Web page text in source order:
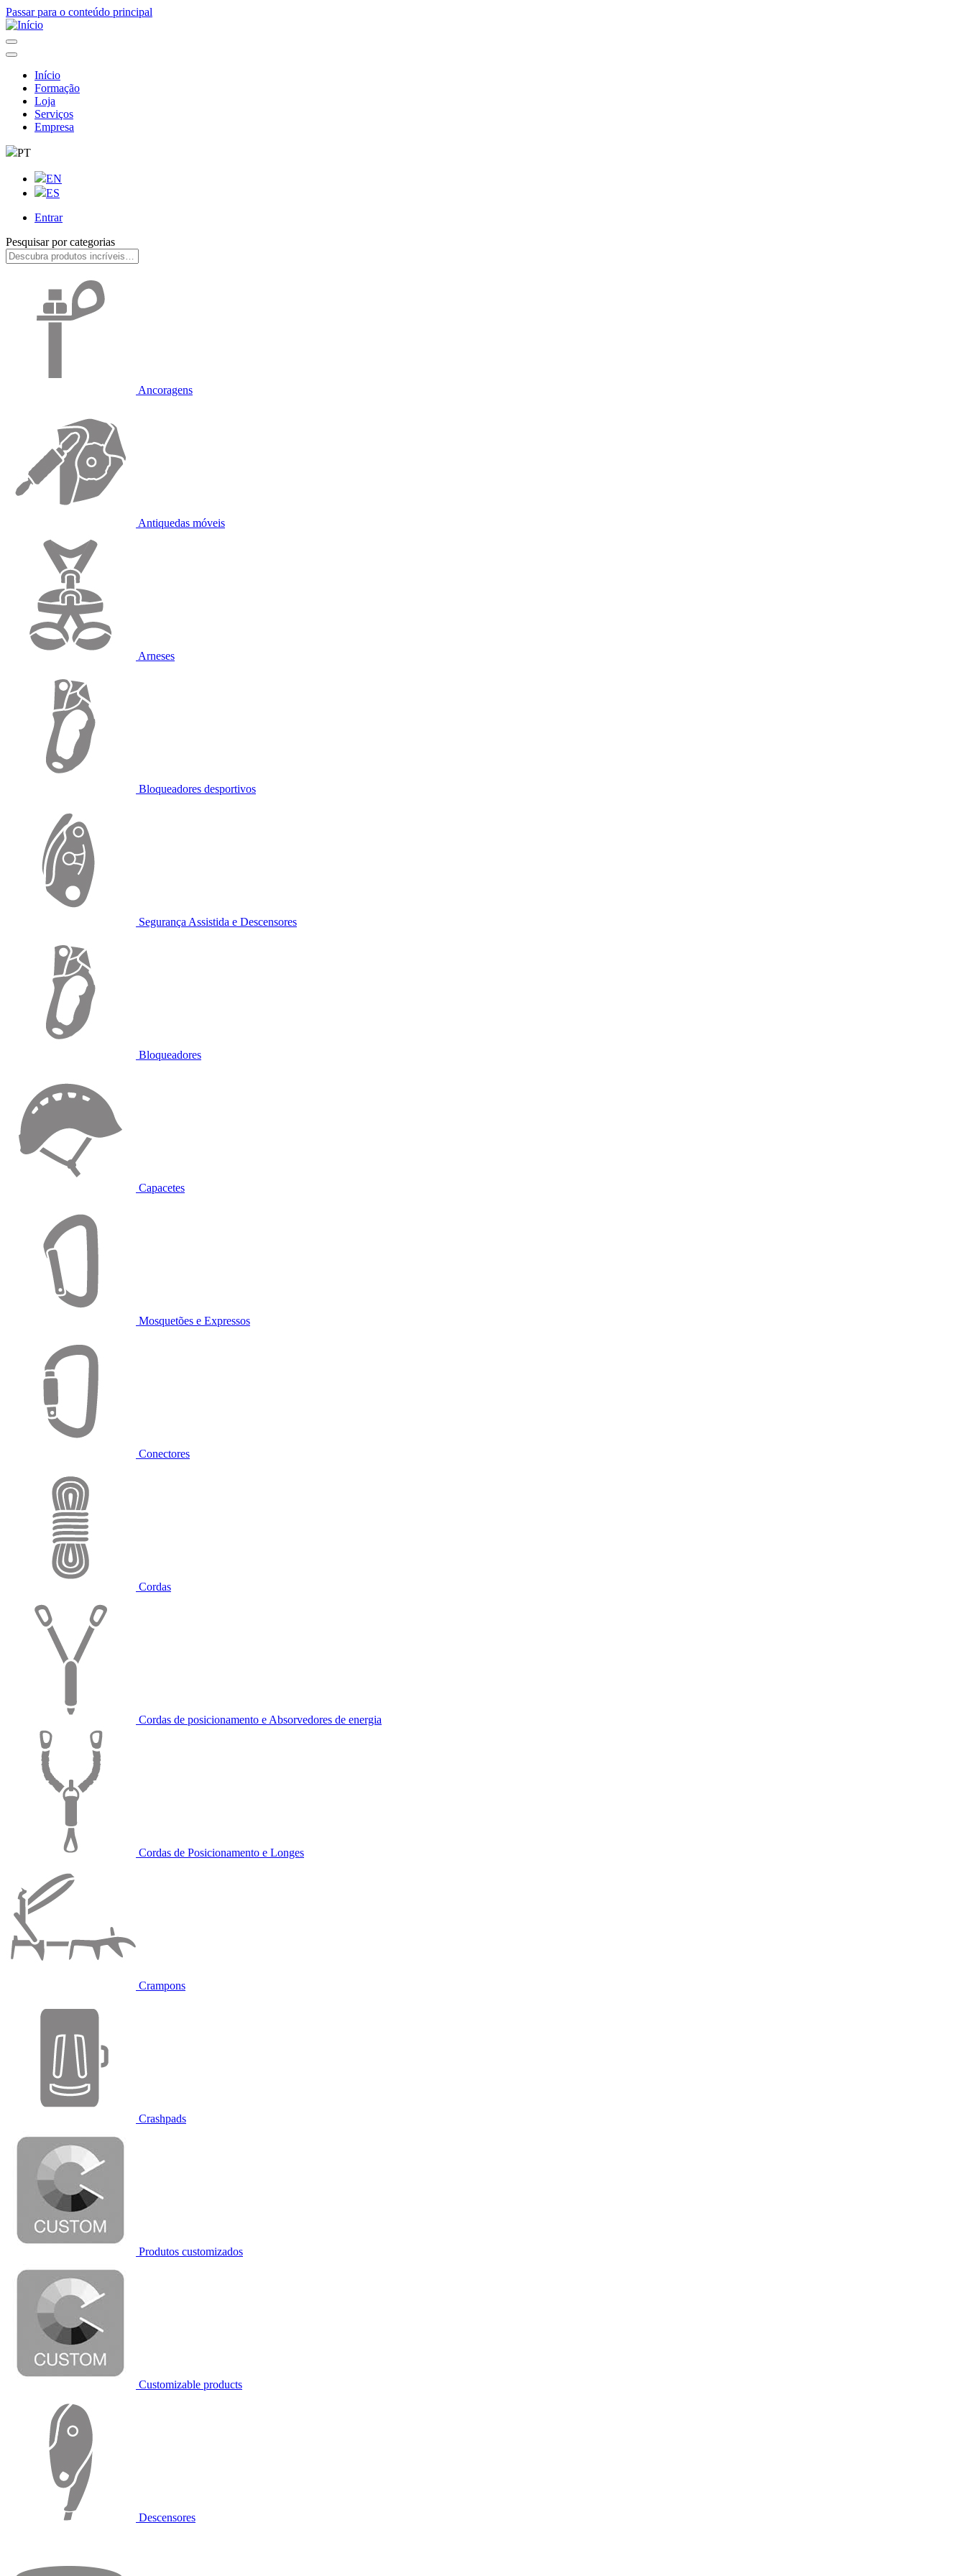
Passar para o conteúdo principal
Navegação
principal
Início
Formação
Loja
Serviços
Empresa
PT
EN
ES
account
menu
Entrar
Pesquisar por categorias
Ancoragens
Antiquedas móveis
Arneses
Bloqueadores desportivos
Segurança Assistida e Descensores
Bloqueadores
Capacetes
Mosquetões e Expressos
Conectores
Cordas
Cordas de posicionamento e Absorvedores de energia
Cordas de Posicionamento e Longes
Crampons
Crashpads
Produtos customizados
Customizable products
Descensores